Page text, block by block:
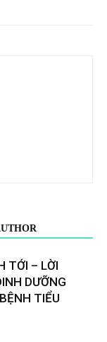
TỚI – LỜI
DƯỠNG
TIỂU